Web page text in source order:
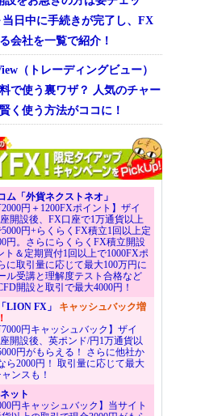
当日中に手続きが完了し、FX
会社を一覧で紹介！
（トレーディングビュー）
で使う裏ワザ？ 人気のチャー
く使う方法がココに！
ム「外貨ネクストネオ」
2000円＋1200FXポイント】ザイ
開設後、FX口座で1万通貨以上
円+らくらくFX積立1回以上定
円。さらにらくらくFX積立開設
ト＆定期買付1回以上で1000FXポ
に取引量に応じて最大100万円に
ル受講と理解度テスト合格など
開設と取引で最大4000円！
LION FX」 キャッシュバック増
7000円キャッシュバック】ザイ
開設後、英ポンド/円1万通貨以
円がもらえる！ さらに他社か
ら2000円！ 取引量に応じて最大
ンスも！
ット
円キャッシュバック】当サイト